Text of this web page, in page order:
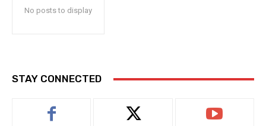
No posts to display
STAY CONNECTED